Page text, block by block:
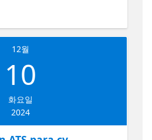
not only have to be for
benefit and empower
analysts, DevOps
alike to better
their
in Microsoft Azure,
greater efficiency, security,
of their cloud
in Microsoft Azure.
Nesta sessão,
de: Apresentando o
descrevendo os
implantações de IA
.NET usando o .NET Azure
um Conector
com o Copilot Studio
OpenAI Service por
12월
10
화요일
2024